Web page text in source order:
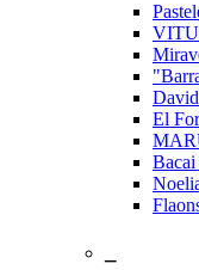
El
Bacai